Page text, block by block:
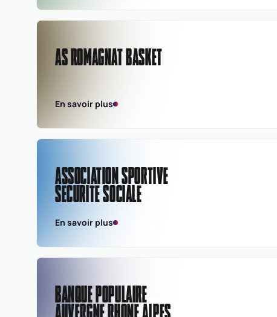
AS ROMAGNAT BASKET
En savoir plus
ASSOCIATION SPORTIVE
SECURITE SOCIALE
En savoir plus
BANQUE POPULAIRE